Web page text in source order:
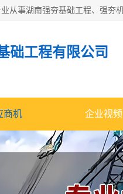
础工程有限公司
商机 企业视频